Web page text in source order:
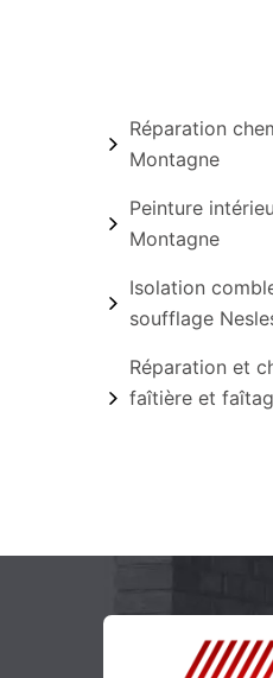
Réparation
Montagne
Peinture
Montagne
Isolation
soufflage
Réparation et
faîtière et